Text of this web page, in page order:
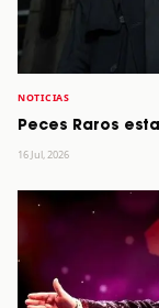
NOTICIAS
Peces Raros
16 Jul, 2026